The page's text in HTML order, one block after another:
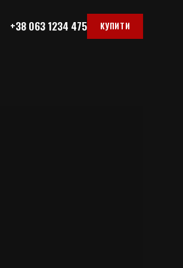
+38 063 1234 475 КУПИТИ